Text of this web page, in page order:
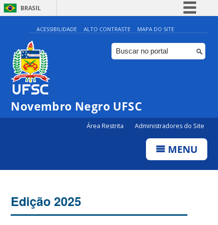
BRASIL
Simplifique!
Comunica BR
Participe
ACESSIBILIDADE ALTO CONTRASTE MAPA DO SITE
Novembro Negro UFSC
Área Restrita Administradores do Site
MENU
Edição 2025